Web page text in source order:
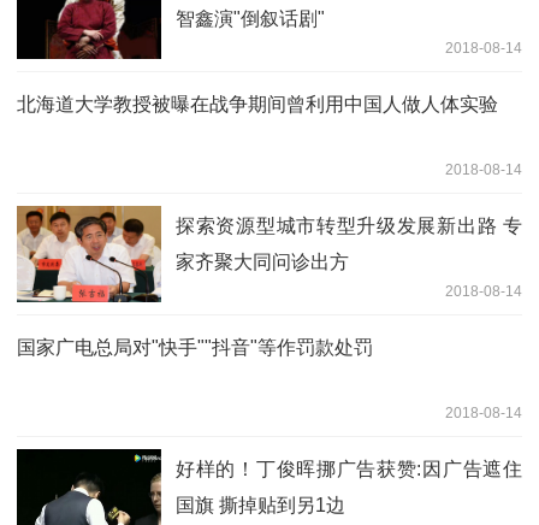
智鑫演"倒叙话剧"
2018-08-14
北海道大学教授被曝在战争期间曾利用中国人做人体实验
2018-08-14
探索资源型城市转型升级发展新出路 专
家齐聚大同问诊出方
2018-08-14
国家广电总局对"快手""抖音"等作罚款处罚
2018-08-14
好样的！丁俊晖挪广告获赞:因广告遮住
国旗 撕掉贴到另1边